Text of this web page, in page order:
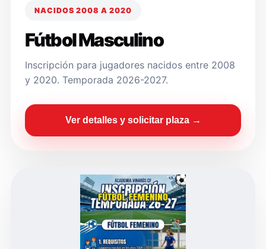
NACIDOS 2008 A 2020
Fútbol Masculino
Inscripción para jugadores nacidos entre 2008
y 2020. Temporada 2026-2027.
Ver detalles y solicitar plaza →